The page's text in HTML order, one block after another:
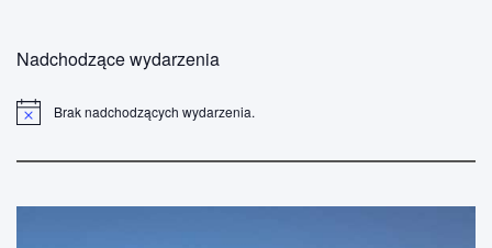
Nadchodzące wydarzenia
d
Brak nadchodzących wydarzenia.